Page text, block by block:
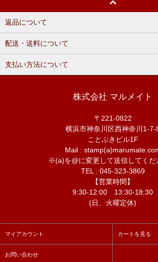
返品について
配送・送料について
支払い方法について
株式会社 マルメイト
〒221-0822
横浜市神奈川区西神奈川1-7-
ことぶきビル1F
Mail :
※(a)を@に変更して送信してくだ
TEL : 045-323-3869
【営業時間】
9:30-12:00 13:30-18:30
(日、火曜定休)
マイアカウント カートを見る
お問い合わせ